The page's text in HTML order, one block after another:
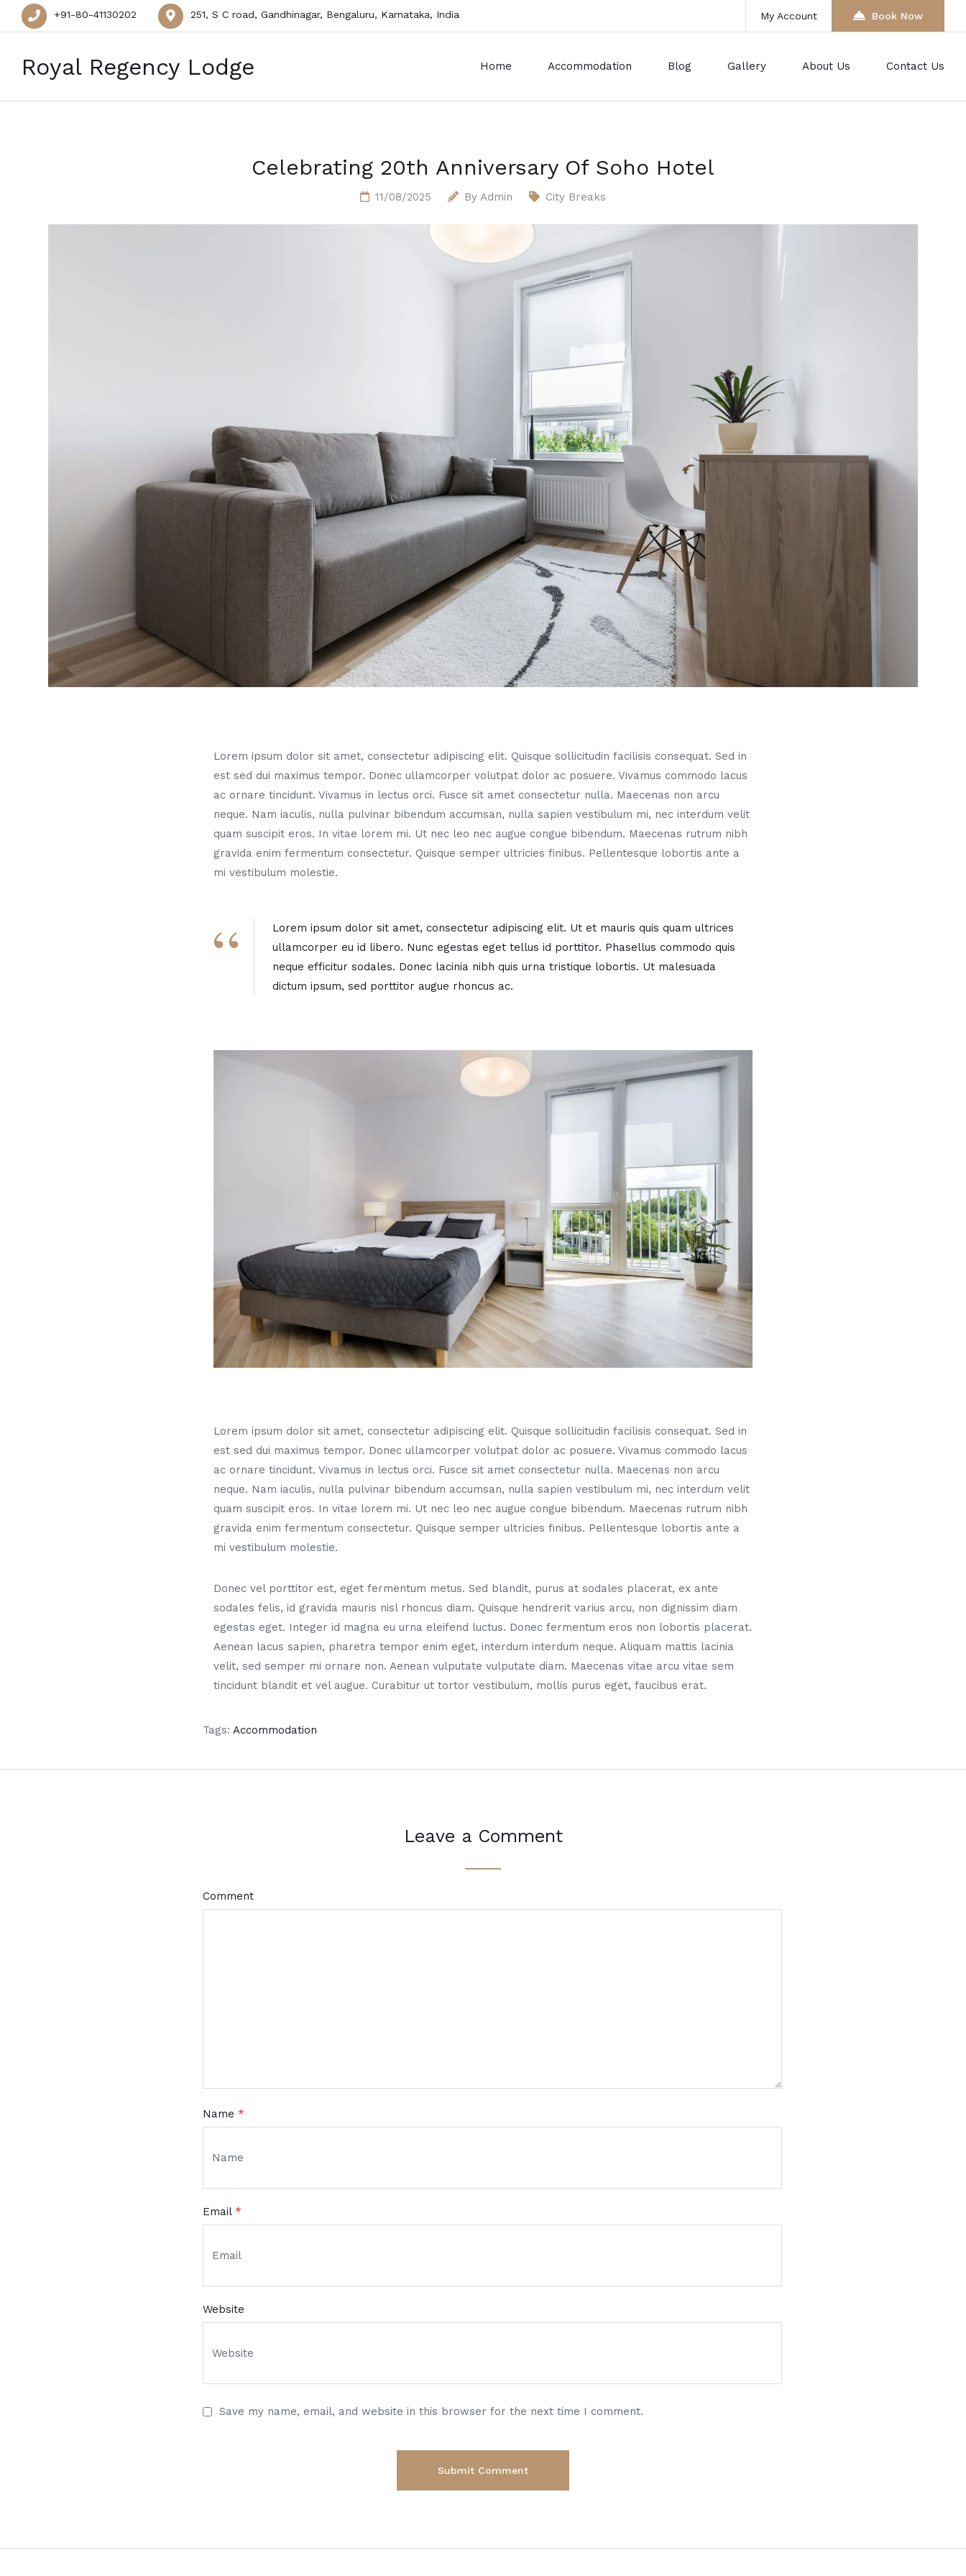
+91-80-41130202 251, S C road, Gandhinagar, Bengaluru, Karnataka, India My Account Book Now
Royal Regency Lodge Home Accommodation Blog Gallery About Us Contact Us
Celebrating 20th Anniversary Of Soho Hotel
11/08/2025 By Admin City Breaks
Lorem ipsum dolor sit amet, consectetur adipiscing elit. Quisque sollicitudin facilisis consequat. Sed in
est sed dui maximus tempor. Donec ullamcorper volutpat dolor ac posuere. Vivamus commodo lacus
ac ornare tincidunt. Vivamus in lectus orci. Fusce sit amet consectetur nulla. Maecenas non arcu
neque. Nam iaculis, nulla pulvinar bibendum accumsan, nulla sapien vestibulum mi, nec interdum velit
quam suscipit eros. In vitae lorem mi. Ut nec leo nec augue congue bibendum. Maecenas rutrum nibh
gravida enim fermentum consectetur. Quisque semper ultricies finibus. Pellentesque lobortis ante a
mi vestibulum molestie.
Lorem ipsum dolor sit amet, consectetur adipiscing elit. Ut et mauris quis quam ultrices
ullamcorper eu id libero. Nunc egestas eget tellus id porttitor. Phasellus commodo quis
neque efficitur sodales. Donec lacinia nibh quis urna tristique lobortis. Ut malesuada
dictum ipsum, sed porttitor augue rhoncus ac.
Lorem ipsum dolor sit amet, consectetur adipiscing elit. Quisque sollicitudin facilisis consequat. Sed in
est sed dui maximus tempor. Donec ullamcorper volutpat dolor ac posuere. Vivamus commodo lacus
ac ornare tincidunt. Vivamus in lectus orci. Fusce sit amet consectetur nulla. Maecenas non arcu
neque. Nam iaculis, nulla pulvinar bibendum accumsan, nulla sapien vestibulum mi, nec interdum velit
quam suscipit eros. In vitae lorem mi. Ut nec leo nec augue congue bibendum. Maecenas rutrum nibh
gravida enim fermentum consectetur. Quisque semper ultricies finibus. Pellentesque lobortis ante a
mi vestibulum molestie.
Donec vel porttitor est, eget fermentum metus. Sed blandit, purus at sodales placerat, ex ante
sodales felis, id gravida mauris nisl rhoncus diam. Quisque hendrerit varius arcu, non dignissim diam
egestas eget. Integer id magna eu urna eleifend luctus. Donec fermentum eros non lobortis placerat.
Aenean lacus sapien, pharetra tempor enim eget, interdum interdum neque. Aliquam mattis lacinia
velit, sed semper mi ornare non. Aenean vulputate vulputate diam. Maecenas vitae arcu vitae sem
tincidunt blandit et vel augue. Curabitur ut tortor vestibulum, mollis purus eget, faucibus erat.
Tags: Accommodation
Leave a Comment
Comment
Name *
Email *
Website
Save my name, email, and website in this browser for the next time I comment.